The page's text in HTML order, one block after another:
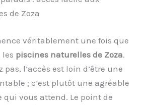
de Zoza
véritablement une fois que
les piscines naturelles de Zoza.
l’accès est loin d’être une
; c’est plutôt une agréable
qui vous attend. Le point de